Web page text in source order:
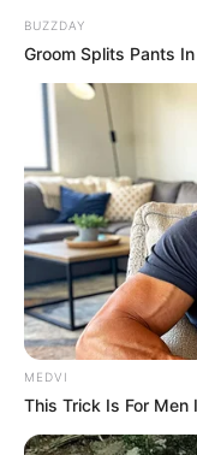
แต่จะมีราศีใดบ้าง
กันเลย
สำหรับราศีที่ไม่ได้
อ.คฑา ชินบัญชร มีเ
อยากจะมีอสังหาริม
ทรัพย์หรือร่วมซื้อที่
วัด โรงเรียน ให้เ
จะต้องมีความขยัน
จัดการเงินให้ดี รับ
https://
BUZZDAY
Groom Splits Pants
MEDVI
This Trick Is For Men